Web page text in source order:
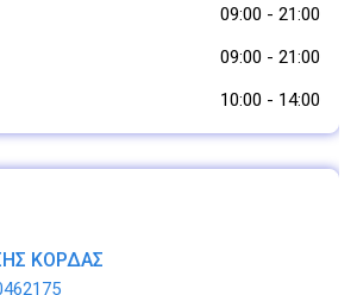
09:00 - 21:00
09:00 - 21:00
10:00 - 14:00
ΚΟΡΔΑΣ